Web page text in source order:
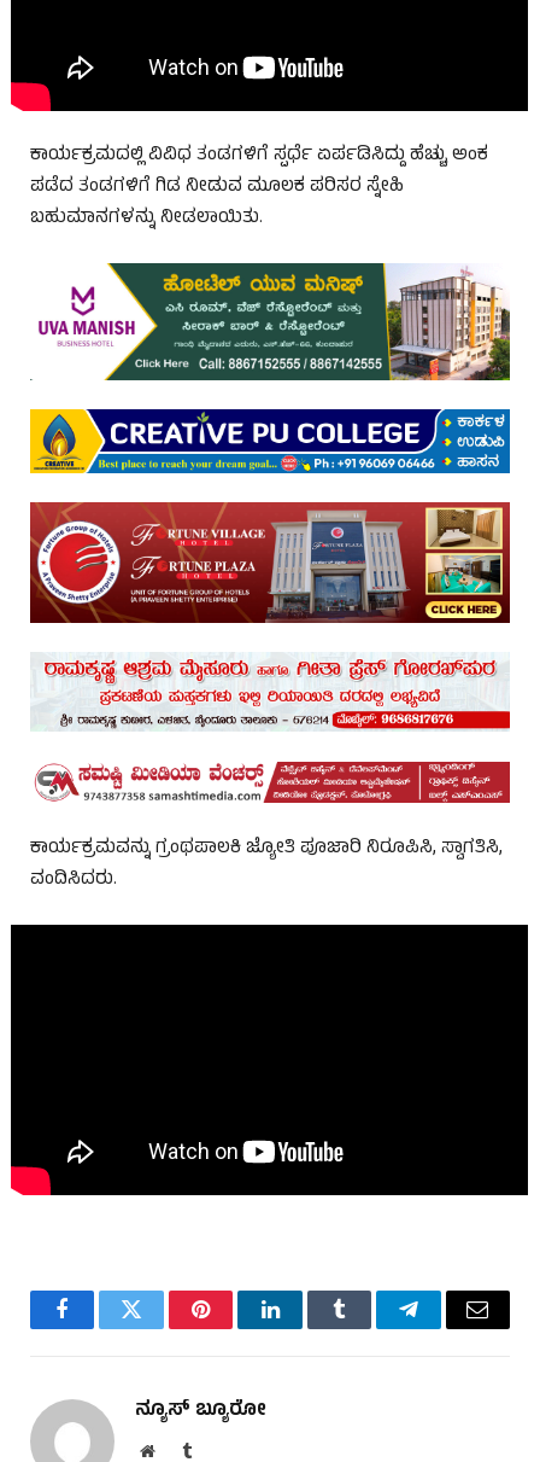
ಕಾರ್ಯಕ್ರಮದಲ್ಲಿ ವಿವಿಧ ತಂಡಗಳಿಗೆ ಸ್ಪರ್ಧೆ ಏರ್ಪಡಿಸಿದ್ದು ಹೆಚ್ಚು ಅಂಕ
ಪಡೆದ ತಂಡಗಳಿಗೆ ಗಿಡ ನೀಡುವ ಮೂಲಕ ಪರಿಸರ ಸ್ನೇಹಿ
ಬಹುಮಾನಗಳನ್ನು ನೀಡಲಾಯಿತು.
ಕಾರ್ಯಕ್ರಮವನ್ನು ಗ್ರಂಥಪಾಲಕಿ ಜ್ಯೋತಿ ಪೂಜಾರಿ ನಿರೂಪಿಸಿ, ಸ್ವಾಗತಿಸಿ,
ವಂದಿಸಿದರು.
FacebookTwitter PinterestLinkedInTumblr TelegramEmail
ನ್ಯೂಸ್ ಬ್ಯೂರೋ
WebsiteTumblr